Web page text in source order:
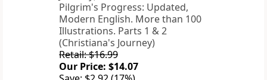
Pilgrim's Progress: Updated,
Modern English. More than 100
Illustrations. Parts 1 & 2
(Christiana's Journey)
Retail: $16.99
Our Price: $14.07